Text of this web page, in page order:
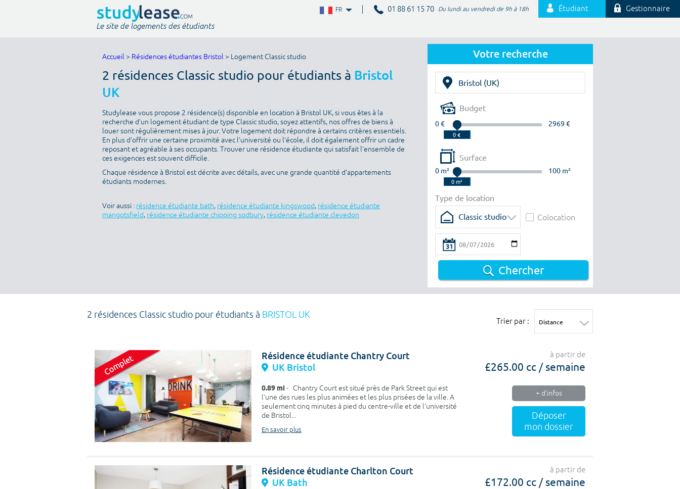
FR 01 88 61 15 70 Du lundi au vendredi de 9h à 18h Étudiant Gestionnaire
Le site de logements des étudiants
Votre recherche
Budget
0 € 2969 €
Surface
0 m² 100 m²
Type de location
Classic studio
Colocation
Chercher
Accueil > Résidences étudiantes Bristol > Logement Classic studio
2 résidences Classic studio pour étudiants à Bristol
UK
Studylease vous propose 2 résidence(s) disponible en location à Bristol UK, si vous êtes à la
recherche d’un logement étudiant de type Classic studio, soyez attentifs, nos offres de biens à
louer sont régulièrement mises à jour. Votre logement doit répondre à certains critères essentiels.
En plus d’offrir une certaine proximité avec l’université ou l’école, il doit également offrir un cadre
reposant et agréable à ses occupants. Trouver une résidence étudiante qui satisfait l’ensemble de
ces exigences est souvent difficile.
Chaque résidence à Bristol est décrite avec détails, avec une grande quantité d’appartements
étudiants modernes.
Voir aussi : résidence étudiante bath, résidence étudiante kingswood, résidence étudiante
mangotsfield, résidence étudiante chipping sodbury, résidence étudiante clevedon
2 résidences Classic studio pour étudiants à BRISTOL UK
Trier par :
Résidence étudiante Chantry Court
UK Bristol
0.89 mi - Chantry Court est situé près de Park Street qui est
l'une des rues les plus animées et les plus prisées de la ville. A
seulement cinq minutes à pied du centre-ville et de l'université
de Bristol...
En savoir plus
à partir de
£265.00 cc / semaine
+ d'infos
Déposer
mon dossier
Résidence étudiante Charlton Court
UK Bath
à partir de
£172.00 cc / semaine